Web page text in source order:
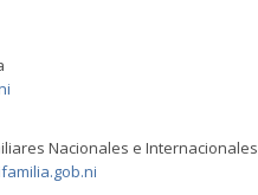
Nacionales e Internacionales